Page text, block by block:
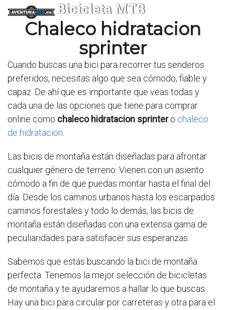
Bicicleta MTB
Chaleco hidratacion
sprinter
Cuando buscas una bici para recorrer tus senderos
preferidos, necesitas algo que sea cómodo, fiable y
capaz. De ahí que es importante que veas todas y
cada una de las opciones que tiene para comprar
online como chaleco hidratacion sprintero chaleco
de hidratacion
Las bicis de montaña están diseñadas para afrontar
cualquier género de terreno. Vienen con un asiento
cómodo a fin de que puedas montar hasta el final del
día. Desde los caminos urbanos hasta los escarpados
caminos forestales y todo lo demás, las bicis de
montaña están diseñadas con una extensa gama de
peculiaridades para satisfacer sus esperanzas.
Sabemos que estás buscando la bici de montaña
perfecta. Tenemos la mejor selección de bicicletas
de montaña y te ayudaremos a hallar lo que buscas.
Hay una bici para circular por carreteras y otra para el